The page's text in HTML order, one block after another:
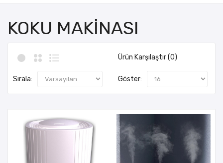
KOKU MAKINASI
Ürün Karşılaştır (0)
Sırala: Göster: